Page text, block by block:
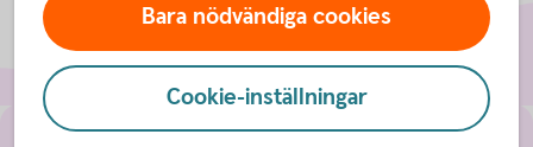
Bara nödvändiga cookies
Cookie-inställningar